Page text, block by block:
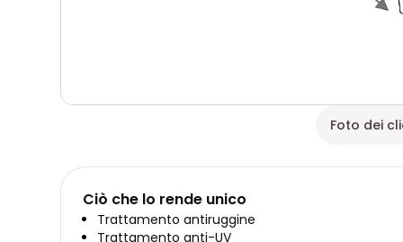
Foto dei
Ciò che lo rende unico
Trattamento antiruggine
Trattamento anti-UV